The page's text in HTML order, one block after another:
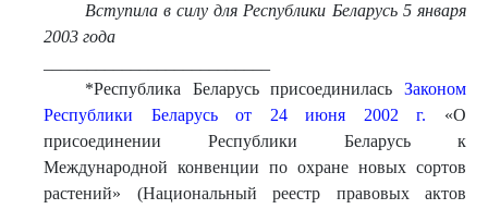
Вступила в силу для Республики Беларусь 5 января
2003 года
*Республика Беларусь присоединилась Законом
Республики Беларусь от 24 июня 2002 г. «О
присоединении Республики Беларусь к
Международной конвенции по охране новых сортов
растений» (Национальный реестр правовых актов